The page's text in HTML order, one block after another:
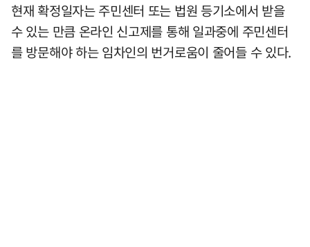
현재 확정일자는 주민센터 또는 법원 등기소에서 받을
수 있는 만큼 온라인 신고제를 통해 일과중에 주민센터
를 방문해야 하는 임차인의 번거로움이 줄어들 수 있다.